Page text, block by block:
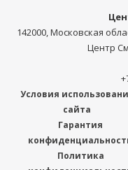
142000, Московская
Центр
Условия
сайта
Гарантия
Политика